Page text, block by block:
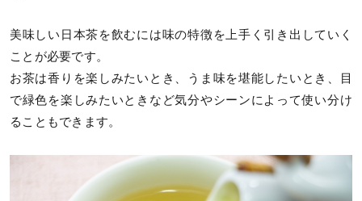
美味しい日本茶を飲むには味の特徴を上手く引き出していく
ことが必要です。
お茶は香りを楽しみたいとき、うま味を堪能したいとき、目
で緑色を楽しみたいときなど気分やシーンによって使い分け
ることもできます。